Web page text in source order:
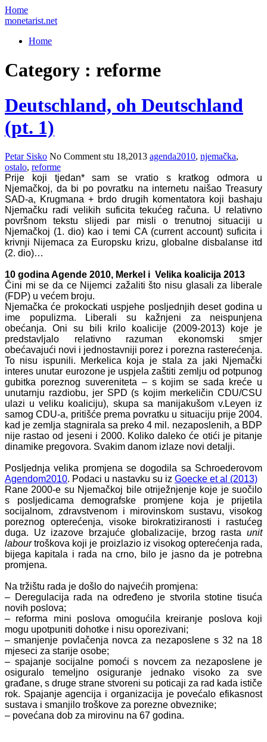
Home
monetarist.net
Home
Category : reforme
Deutschland, oh Deutschland
(pt. 1)
Petar Sisko No Comment stu 18,2013 agenda2010, njemačka,
ostalo, reforme
Prije koji tjedan* sam se vratio s kratkog odmora u
Njemačkoj, da bi po povratku na internetu naišao Treasury
SAD-a, Krugmana + brdo drugih komentatora koji bashaju
Njemačku radi velikih suficita tekućeg računa. U relativno
površnom tekstu slijedi par misli o trenutnoj situaciji u
Njemačkoj (1. dio) kao i temi CA (current account) suficita i
krivnji Nijemaca za Europsku krizu, globalne disbalanse itd
(2. dio)…
10 godina Agende 2010, Merkel i Velika koalicija 2013
Čini mi se da ce Nijemci zažaliti što nisu glasali za liberale
(FDP) u većem broju.
Njemačka će prokockati uspjehe posljednjih deset godina u
ime populizma. Liberali su kažnjeni za neispunjena
obećanja. Oni su bili krilo koalicije (2009-2013) koje je
predstavljalo relativno razuman ekonomski smjer
obećavajući novi i jednostavniji porez i porezna rasterećenja.
To nisu ispunili. Merkelica koja je stala za jaki Njemački
interes unutar eurozone je uspjela zaštiti zemlju od potpunog
gubitka poreznog suvereniteta – s kojim se sada kreće u
unutarnju razdiobu, jer SPD (s kojim merkeličin CDU/CSU
ulazi u veliku koaliciju), skupa sa manijakušom v.Leyen iz
samog CDU-a, pritišće prema povratku u situaciju prije 2004.
kad je zemlja stagnirala sa preko 4 mil. nezaposlenih, a BDP
nije rastao od jeseni i 2000. Koliko daleko će otići je pitanje
dinamike pregovora. Svakim danom izlaze novi detalji.
Posljednja velika promjena se dogodila sa Schroederovom
Agendom2010. Podaci u nastavku su iz Goecke et al (2013)
Rane 2000-e su Njemačkoj bile otriježnjenje koje je suočilo
s posljedicama demografske promjene koja je prijetila
socijalnom, zdravstvenom i mirovinskom sustavu, visokog
poreznog opterećenja, visoke birokratiziranosti i rastućeg
duga. Uz izazove brzajuće globalizacije, brzog rasta unit
labourtroškova koji je proizlazio iz visokog opterećenja rada,
bijega kapitala i rada na crno, bilo je jasno da je potrebna
promjena.
Na tržištu rada je došlo do najvećih promjena:
– Deregulacija rada na određeno je stvorila stotine tisuća
novih poslova;
– reforma mini poslova omogućila kreiranje poslova koji
mogu upotpuniti dohotke i nisu oporezivani;
– smanjenje povlačenja novca za nezaposlene s 32 na 18
mjeseci za starije osobe;
– spajanje socijalne pomoći s novcem za nezaposlene je
osiguralo temeljno osiguranje jednako visoko za sve
građane, s druge strane stvoreni su poticaji za rad kada ističe
rok. Spajanje agencija i organizacija je povećalo efikasnost
sustava i smanjilo troškove za porezne obveznike;
– povećana dob za mirovinu na 67 godina.